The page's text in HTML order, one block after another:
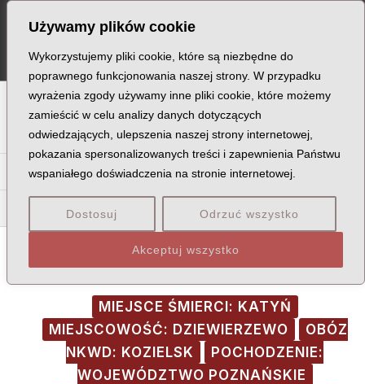
Używamy plików cookie
Wykorzystujemy pliki cookie, które są niezbędne do
poprawnego funkcjonowania naszej strony. W przypadku
wyrażenia zgody używamy inne pliki cookie, które możemy
zamieścić w celu analizy danych dotyczących
odwiedzających, ulepszenia naszej strony internetowej,
pokazania spersonalizowanych treści i zapewnienia Państwu
wspaniałego doświadczenia na stronie internetowej.
Dostosuj Odrzuć wszystko
Akceptuj wszystko
content
B C D E F G H I J K L Ł M
O P Q R S T U V W X Z
Pa Pe Pi Pl Pł Pn Po Pr Ps Pt
Pie Pio Piw
MIEJSCE ŚMIERCI: KATYŃ
MIEJSCOWOŚĆ: DZIEWIERZEWO
OBÓZ
NKWD: KOZIELSK
POCHODZENIE:
WOJEWÓDZTWO POZNAŃSKIE
navigation